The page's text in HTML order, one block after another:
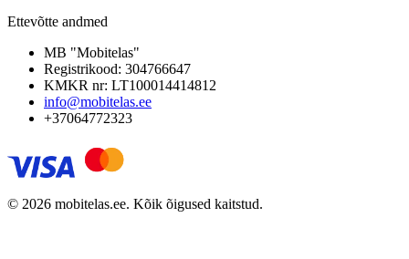
Ettevõtte andmed
MB "Mobitelas"
Registrikood: 304766647
KMKR nr: LT100014414812
info@mobitelas.ee
+37064772323
© 2026 mobitelas.ee. Kõik õigused kaitstud.